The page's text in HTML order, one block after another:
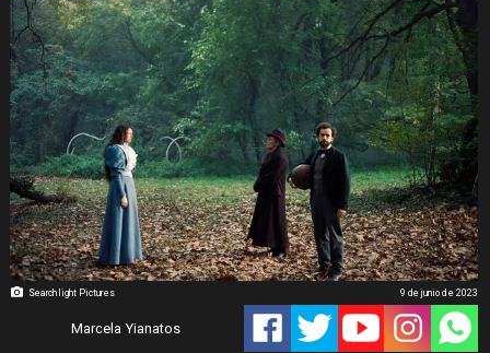
Searchlight Pictures
Marcela Yianatos
9 de junio de 2023